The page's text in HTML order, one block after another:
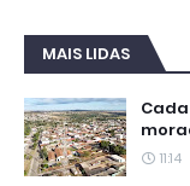
MAIS LIDAS
11:14